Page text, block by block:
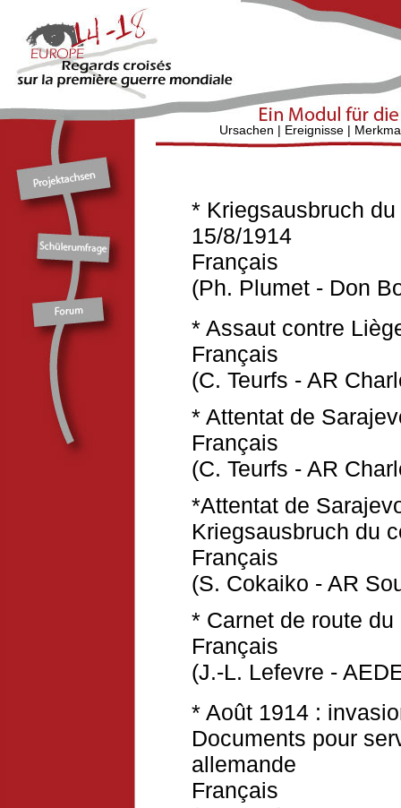
Ursachen | Ereignisse |
* Kriegsausbruch
15/8/1914
Français
(Ph. Plumet - Don
* Assaut contre
Français
(C. Teurfs - AR
* Attentat de
Français
(C. Teurfs - AR
*Attentat de
Kriegsausbruch du
Français
(S. Cokaiko - AR
* Carnet de route
Français
(J.-L. Lefevre -
* Août 1914 :
Documents pour
allemande
Français